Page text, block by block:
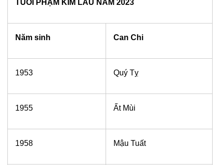
TUỔI PHẠM KIM LÂU NĂM 2023
Năm sinh Can Chi
1953 Quý Tỵ
1955 Ất Mùi
1958 Mậu Tuất